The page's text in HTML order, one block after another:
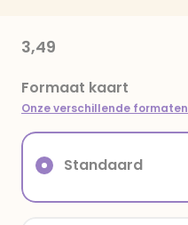
3,49
Formaat kaart
Onze verschillende formaten
Standaard